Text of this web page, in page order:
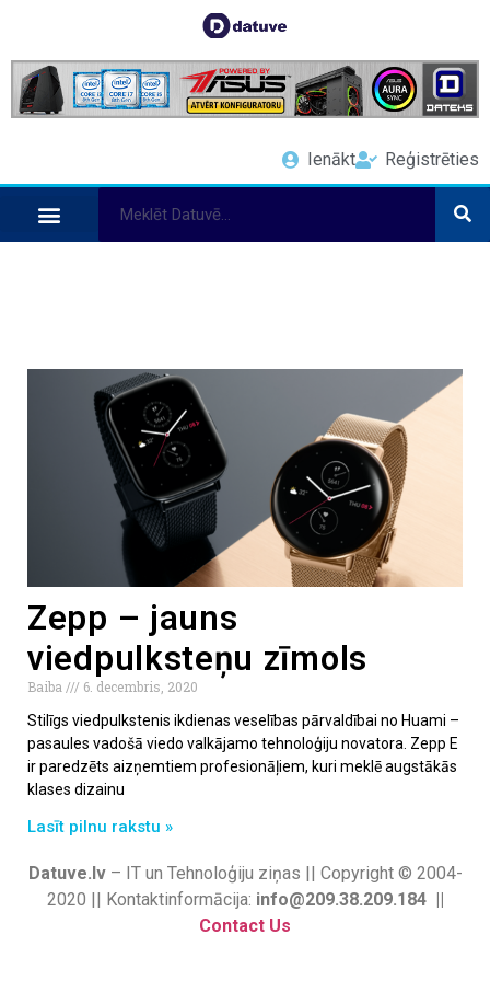
Ienākt Reģistrēties
Zepp – jauns
viedpulksteņu zīmols
Baiba
6. decembris, 2020
Stilīgs viedpulkstenis ikdienas veselības pārvaldībai no Huami –
pasaules vadošā viedo valkājamo tehnoloģiju novatora. Zepp E
ir paredzēts aizņemtiem profesionāļiem, kuri meklē augstākās
klases dizainu
Lasīt pilnu rakstu »
Datuve.lv– IT un Tehnoloģiju ziņas || Copyright © 2004-
2020 || Kontaktinformācija: info@209.38.209.184 ||
Contact Us